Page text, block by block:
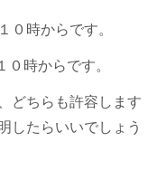
０時からです。
０時からです。
どちらも許容します
したらいいでしょう